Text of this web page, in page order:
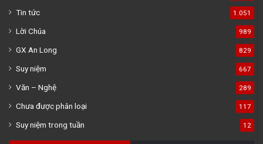
Tin tức 1.051
Lời Chúa 989
GX An Long 829
Suy niệm 667
Văn – Nghệ 289
Chưa được phân loại 117
Suy niệm trong tuần 12